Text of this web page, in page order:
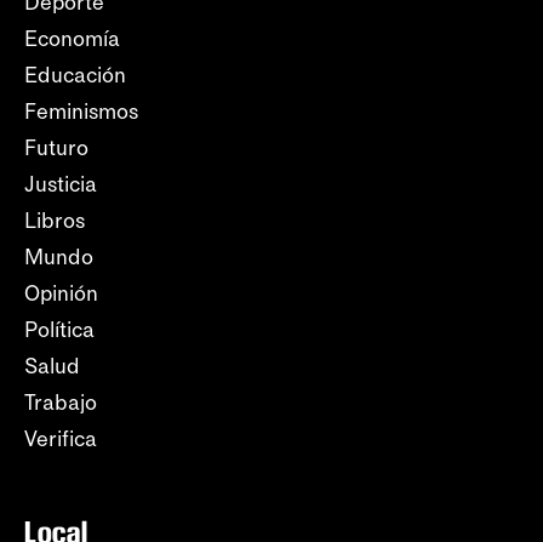
Economía
Educación
Feminismos
Futuro
Justicia
Libros
Mundo
Opinión
Política
Salud
Trabajo
Verifica
Local